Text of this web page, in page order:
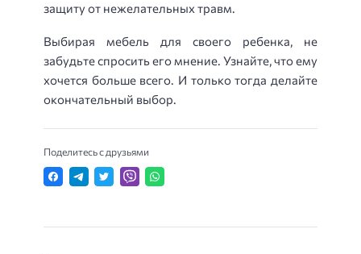
защиту от нежелательных травм.
Выбирая мебель для своего ребенка, не
забудьте спросить его мнение. Узнайте, что ему
хочется больше всего. И только тогда делайте
окончательный выбор.
Поделитесь с друзьями